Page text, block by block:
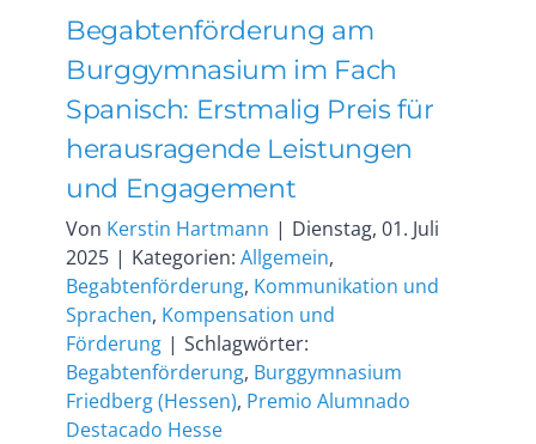
Begabtenförderung am
Burggymnasium im Fach
Spanisch: Erstmalig Preis für
herausragende Leistungen
und Engagement
Von Kerstin Hartmann | Dienstag, 01. Juli
2025 | Kategorien: Allgemein,
Begabtenförderung, Kommunikation und
Sprachen, Kompensation und
Förderung | Schlagwörter:
Begabtenförderung, Burggymnasium
Friedberg (Hessen), Premio Alumnado
Destacado Hesse